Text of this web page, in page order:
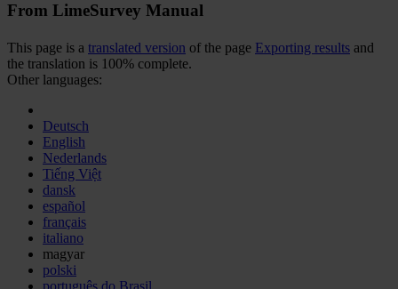
From LimeSurvey Manual
This page is a translated version of the page Exporting results and
the translation is 100% complete.
Other languages:
Deutsch
English
Nederlands
Tiếng Việt
dansk
español
français
italiano
magyar
polski